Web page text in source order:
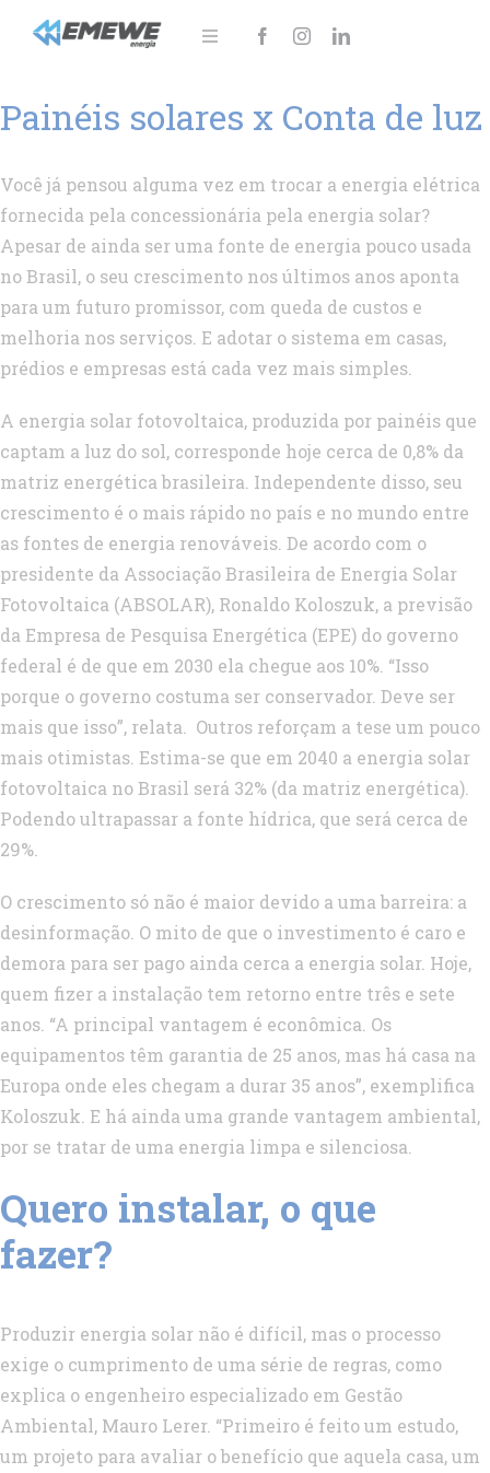
para
conteúdo
Toggle
Notícias
Área do cliente
Fale Conosco!
Painéis solares x Conta de luz
Você já pensou alguma vez em trocar a energia elétrica
fornecida pela concessionária pela energia solar?
Apesar de ainda ser uma fonte de energia pouco usada
no Brasil, o seu crescimento nos últimos anos aponta
para um futuro promissor, com queda de custos e
melhoria nos serviços. E adotar o sistema em casas,
prédios e empresas está cada vez mais simples.
A energia solar fotovoltaica, produzida por painéis que
captam a luz do sol, corresponde hoje cerca de 0,8% da
matriz energética brasileira. Independente disso, seu
crescimento é o mais rápido no país e no mundo entre
as fontes de energia renováveis. De acordo com o
presidente da Associação Brasileira de Energia Solar
Fotovoltaica (ABSOLAR), Ronaldo Koloszuk, a previsão
da Empresa de Pesquisa Energética (EPE) do governo
federal é de que em 2030 ela chegue aos 10%. “Isso
porque o governo costuma ser conservador. Deve ser
mais que isso”, relata. Outros reforçam a tese um pouco
mais otimistas. Estima-se que em 2040 a energia solar
fotovoltaica no Brasil será 32% (da matriz energética).
Podendo ultrapassar a fonte hídrica, que será cerca de
29%.
O crescimento só não é maior devido a uma barreira: a
desinformação. O mito de que o investimento é caro e
demora para ser pago ainda cerca a energia solar. Hoje,
quem fizer a instalação tem retorno entre três e sete
anos. “A principal vantagem é econômica. Os
equipamentos têm garantia de 25 anos, mas há casa na
Europa onde eles chegam a durar 35 anos”, exemplifica
Koloszuk. E há ainda uma grande vantagem ambiental,
por se tratar de uma energia limpa e silenciosa.
Quero instalar, o que
fazer?
Produzir energia solar não é difícil, mas o processo
exige o cumprimento de uma série de regras, como
explica o engenheiro especializado em Gestão
Ambiental, Mauro Lerer. “Primeiro é feito um estudo,
um projeto para avaliar o benefício que aquela casa, um